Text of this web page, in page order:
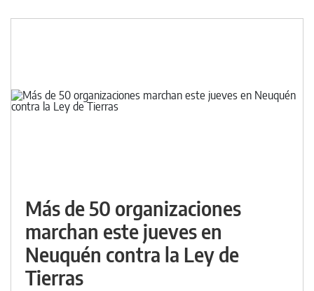
Más de 50 organizaciones
marchan este jueves en
Neuquén contra la Ley de
Tierras